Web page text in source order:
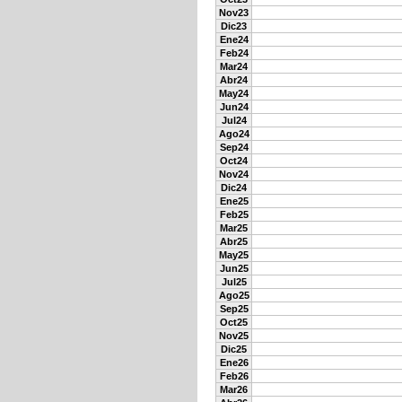
Nov23
Dic23
Ene24
Feb24
Mar24
Abr24
May24
Jun24
Jul24
Ago24
Sep24
Oct24
Nov24
Dic24
Ene25
Feb25
Mar25
Abr25
May25
Jun25
Jul25
Ago25
Sep25
Oct25
Nov25
Dic25
Ene26
Feb26
Mar26